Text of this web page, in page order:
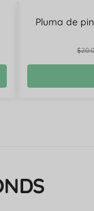
Pluma de
$